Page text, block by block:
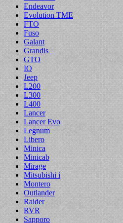
Endeavor
Evolution TME
FTO
Fuso
Galant
Grandis
GTO
IO
Jeep
L200
L300
L400
Lancer
Lancer Evo
Legnum
Libero
Minica
Minicab
Mirage
Mitsubishi i
Montero
Outlander
Raider
RVR
Sapporo